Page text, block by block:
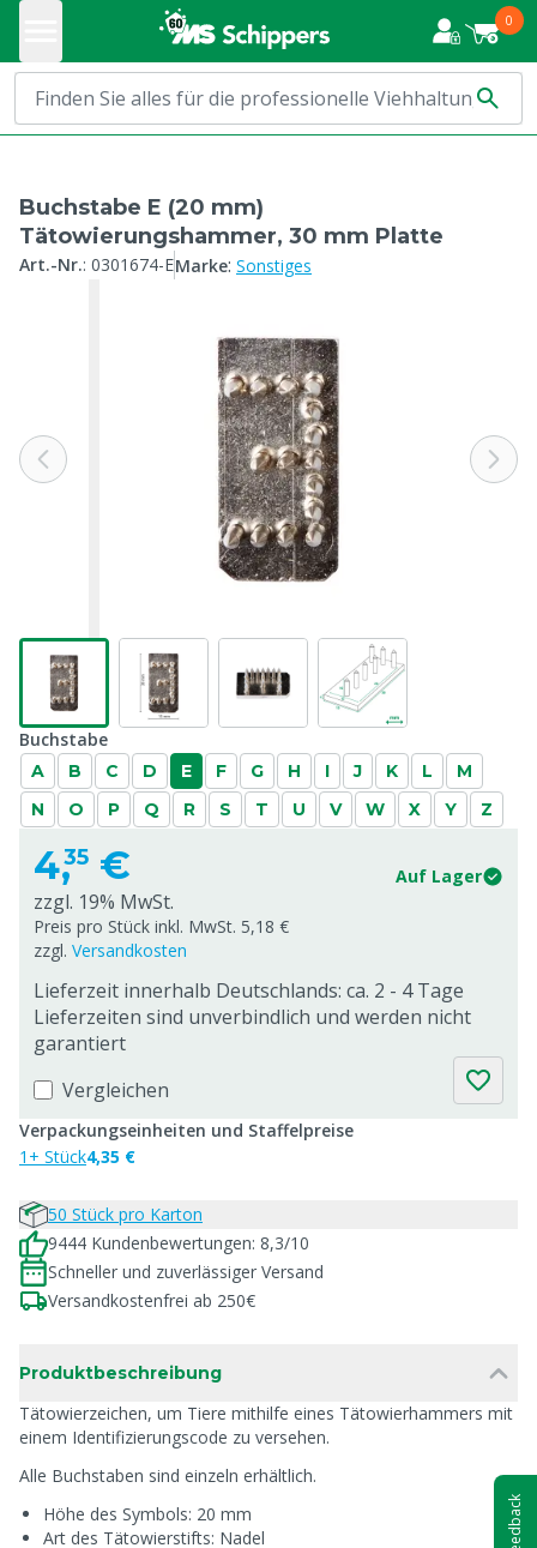
0
Buchstabe E (20 mm)
Tätowierungshammer, 30 mm Platte
Art.-Nr.: 0301674-EMarke: Sonstiges
Buchstabe
A B C D E F G H I J K L
M
N
O P Q R S T U V W X Y Z
4,35 € Auf Lager
zzgl. 19% MwSt.
Preis pro Stück inkl. MwSt. 5,18 €
zzgl. Versandkosten
Lieferzeit innerhalb Deutschlands: ca. 2 - 4 Tage
Lieferzeiten sind unverbindlich und werden nicht
garantiert
Vergleichen
Verpackungseinheiten und Staffelpreise
1+ Stück4,35 €
50 Stück pro Karton
9444 Kundenbewertungen: 8,3/10
Schneller und zuverlässiger Versand
Versandkostenfrei ab 250€
Produktbeschreibung
Tätowierzeichen, um Tiere mithilfe eines Tätowierhammers mit
einem Identifizierungscode zu versehen.
Alle Buchstaben sind einzeln erhältlich.
Höhe des Symbols: 20 mm
Art des Tätowierstifts: Nadel
Feedback